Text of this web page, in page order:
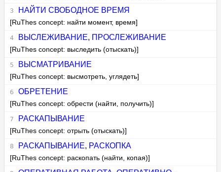
НАЙТИ СВОБОДНОЕ ВРЕМЯ
[RuThes concept: найти момент, время]
ВЫСЛЕЖИВАНИЕ, ПРОСЛЕЖИВАНИЕ
[RuThes concept: выследить (отыскать)]
ВЫСМАТРИВАНИЕ
[RuThes concept: высмотреть, углядеть]
ОБРЕТЕНИЕ
[RuThes concept: обрести (найти, получить)]
РАСКАПЫВАНИЕ
[RuThes concept: отрыть (отыскать)]
РАСКАПЫВАНИЕ, РАСКОПКА
[RuThes concept: раскопать (найти, копая)]